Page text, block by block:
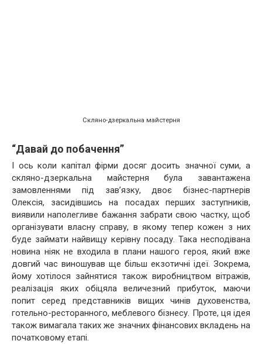
Скляно-дзеркальна майстерня
“Давай до побачення”
І ось коли капітал фірми досяг досить значної суми, а
скляно-дзеркальна майстерня була завантажена
замовленнями під зав’язку, двоє бізнес-партнерів
Олексія, засидівшись на посадах перших заступників,
виявили наполегливе бажання забрати свою частку, щоб
організувати власну справу, в якому тепер кожен з них
буде займати найвищу керівну посаду. Така несподівана
новина ніяк не входила в плани нашого героя, який вже
довгий час виношував ще більш екзотичні ідеї. Зокрема,
йому хотілося зайнятися також виробництвом вітражів,
реалізація яких обіцяла величезний прибуток, маючи
попит серед представників вищих чинів духовенства,
готельно-ресторанного, меблевого бізнесу. Проте, ця ідея
також вимагала таких же значних фінансових вкладень на
початковому етапі.